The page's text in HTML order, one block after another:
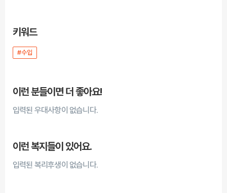
키워드
#수입
이런 분들이면 더 좋아요!
입력된 우대사항이 없습니다.
이런 복지들이 있어요.
입력된 복리후생이 없습니다.